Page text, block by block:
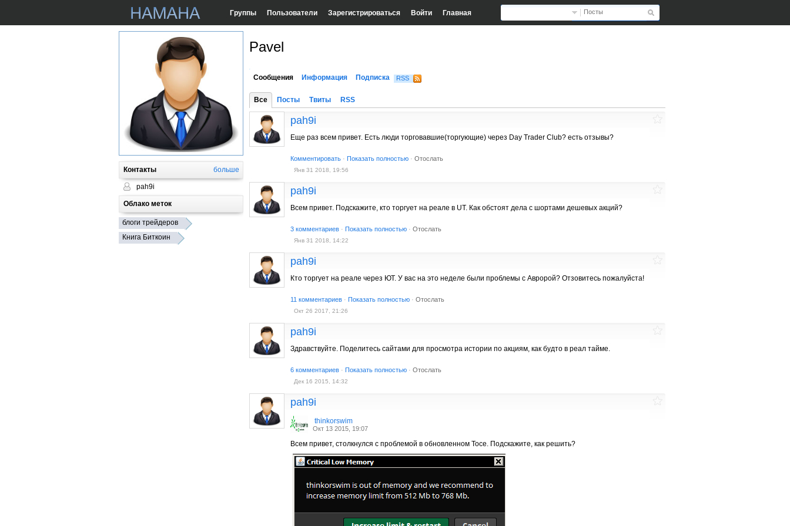
Посты
Группы Пользователи Зарегистрироваться Войти Главная
Контакты больше
pah9i
Облако меток
блоги трейдеров
Книга Биткоин
Pavel
Сообщения Информация Подписка RSS
Все Посты Твиты RSS
pah9i
Еще раз всем привет. Есть люди торговавшие(торгующие) через Day Trader Club? есть отзывы?
Комментировать · Показать полностью · Отослать
Янв 31 2018, 19:56
pah9i
Всем привет. Подскажите, кто торгует на реале в UT. Как обстоят дела с шортами дешевых акций?
3 комментариев · Показать полностью · Отослать
Янв 31 2018, 14:22
pah9i
Кто торгует на реале через ЮТ. У вас на это неделе были проблемы с Авророй? Отзовитесь пожалуйста!
11 комментариев · Показать полностью · Отослать
Окт 26 2017, 21:26
pah9i
Здравствуйте. Поделитесь сайтами для просмотра истории по акциям, как будто в реал тайме.
6 комментариев · Показать полностью · Отослать
Дек 16 2015, 14:32
pah9i
thinkorswim
Окт 13 2015, 19:07
Всем привет, столкнулся с проблемой в обновленном Тосе. Подскажите, как решить?